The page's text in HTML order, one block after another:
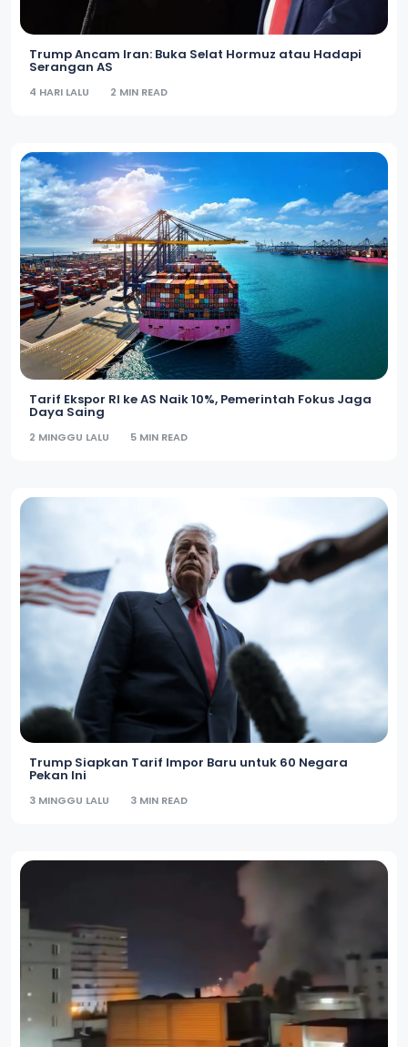
Trump Ancam Iran: Buka Selat Hormuz atau Hadapi
Serangan AS
4 HARI LALU 2 MIN READ
Tarif Ekspor RI ke AS Naik 10%, Pemerintah Fokus Jaga
Daya Saing
2 MINGGU LALU 5 MIN READ
Trump Siapkan Tarif Impor Baru untuk 60 Negara
Pekan Ini
3 MINGGU LALU 3 MIN READ